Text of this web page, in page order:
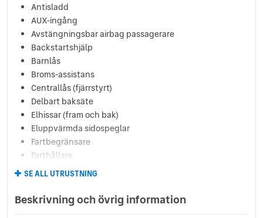
Antisladd
AUX-ingång
Avstängningsbar airbag passagerare
Backstartshjälp
Barnlås
Broms-assistans
Centrallås (fjärrstyrt)
Delbart baksäte
Elhissar (fram och bak)
Eluppvärmda sidospeglar
Fartbegränsare
Farthållare
Fällbara baksäten
ISOFIX-fästen bak
Ljussensor
SE ALL UTRUSTNING
Beskrivning och övrig information